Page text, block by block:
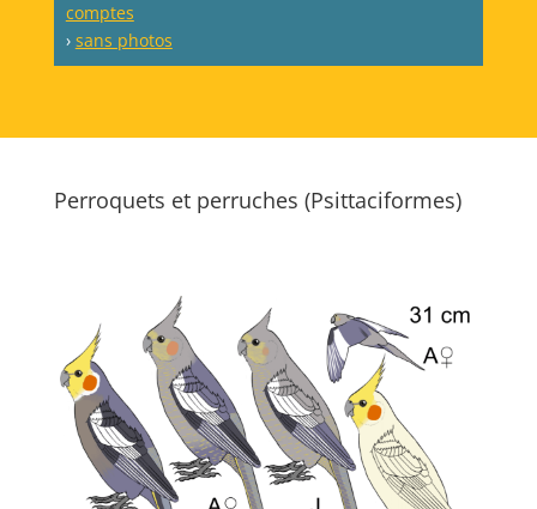
comptes
› sans photos
Perroquets et perruches (Psittaciformes)